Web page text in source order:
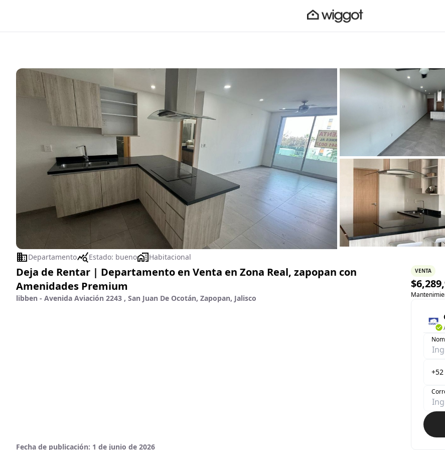
Departamento Estado: bueno Habitacional
Deja de Rentar | Departamento en Venta en Zona Real, zapopan con
Amenidades Premium
libben - Avenida Aviación 2243 , San Juan De Ocotán, Zapopan, Jalisco
Fecha de publicación: 1 de junio de 2026
VENTA
$
+52